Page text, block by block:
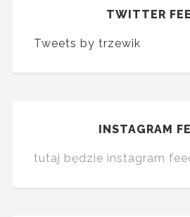
TWITTER
Tweets by trzewik
INSTAGRAM
tutaj będzie instagram